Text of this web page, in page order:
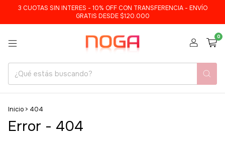
3 CUOTAS SIN INTERES - 10% OFF CON TRANSFERENCIA - ENVÍO
GRATIS DESDE $120.000
0
Inicio > 404
Error - 404